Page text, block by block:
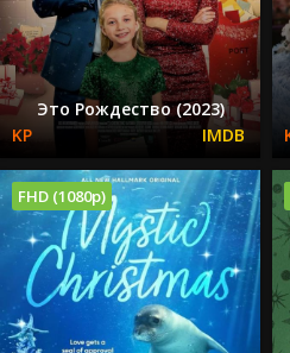
Это Рождество (2023)
FHD (1080p)